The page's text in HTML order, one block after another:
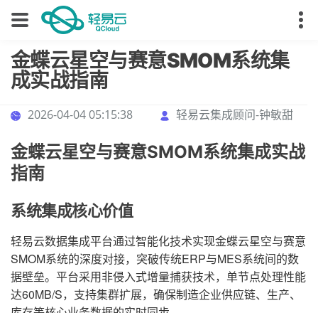
金蝶云星空与赛意SMOM系统集
成实战指南
2026-04-04 05:15:38 轻易云集成顾问-钟敏甜
金蝶云星空与赛意SMOM系统集成实战
指南
系统集成核心价值
轻易云数据集成平台通过智能化技术实现金蝶云星空与赛意
SMOM系统的深度对接，突破传统ERP与MES系统间的数
据壁垒。平台采用非侵入式增量捕获技术，单节点处理性能
达60MB/S，支持集群扩展，确保制造企业供应链、生产、